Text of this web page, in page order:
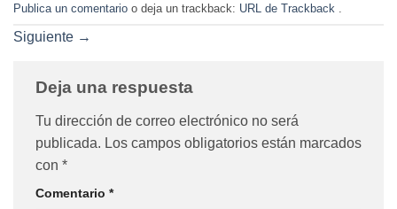
Publica un comentario o deja un trackback: URL de Trackback
Siguiente →
Deja una respuesta
Tu dirección de correo electrónico no será
publicada. Los campos obligatorios están marcados
con *
Comentario *